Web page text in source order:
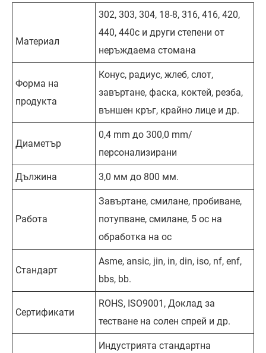
Материал
302, 303, 304, 18-8, 316, 416, 420,
440, 440c и други степени от
неръждаема стомана
Форма на
продукта
Конус, радиус, жлеб, слот,
завъртане, фаска, коктей, резба,
външен кръг, крайно лице и др.
Диаметър
0,4 mm до 300,0 mm/
персонализирани
Дължина 3,0 мм до 800 мм.
Работа
Завъртане, смилане, пробиване,
потупване, смилане, 5 ос на
обработка на ос
Стандарт
Asme, ansic, jin, in, din, iso, nf, enf,
bbs, bb.
Сертификати
ROHS, ISO9001, Доклад за
тестване на солен спрей и др.
Индустрията стандартна